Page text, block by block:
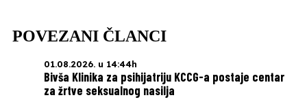
POVEZANI ČLANCI
01.08.2026. u 14:44h
Bivša Klinika za psihijatriju KCCG-a postaje centar
za žrtve seksualnog nasilja